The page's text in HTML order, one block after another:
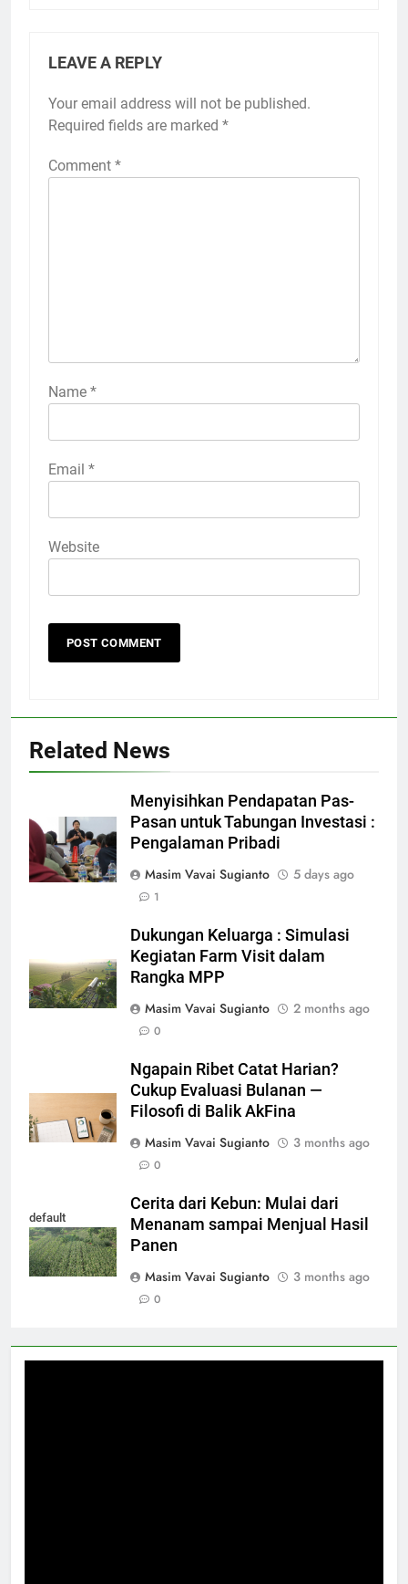
LEAVE A REPLY
Your email address will not be published.
Required fields are marked *
Comment *
Name *
Email *
Website
Related News
Menyisihkan Pendapatan Pas-
Pasan untuk Tabungan Investasi :
Pengalaman Pribadi
Masim Vavai Sugianto
5 days ago
1
Dukungan Keluarga : Simulasi
Kegiatan Farm Visit dalam
Rangka MPP
Masim Vavai Sugianto
2 months ago
0
Ngapain Ribet Catat Harian?
Cukup Evaluasi Bulanan —
Filosofi di Balik AkFina
Masim Vavai Sugianto
3 months ago
0
default
Cerita dari Kebun: Mulai dari
Menanam sampai Menjual Hasil
Panen
Masim Vavai Sugianto
3 months ago
0